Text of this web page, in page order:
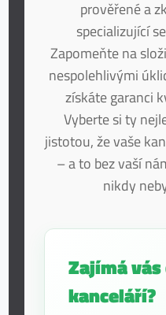
prověřené a
specializující
Zapomeňte na
nespolehlivými
získáte garanci
Vyberte si ty
jistotou, že vaše
– a to bez vaší
nikdy
Zajímá
kanceláří?